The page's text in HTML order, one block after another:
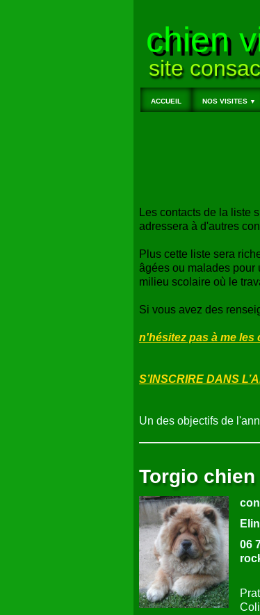
chien
site
ACCUEIL NOS VISITES ▼
Les contacts de la liste
adressera à d'autres
Plus cette liste sera
âgées ou malades pour
milieu scolaire où le
Si vous avez des
n'hésitez pas à me les
S’INSCRIRE DANS
Un des objectifs de
Torgio
06